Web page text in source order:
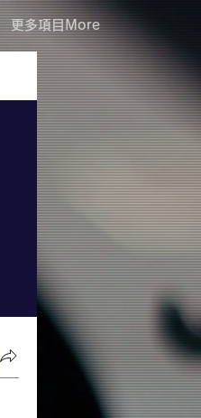
更多項目More